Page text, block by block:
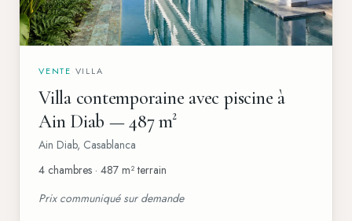
VENTE VILLA
Villa contemporaine avec piscine à
Ain Diab — 487 m²
Ain Diab, Casablanca
4 chambres · 487 m² terrain
Prix communiqué sur demande